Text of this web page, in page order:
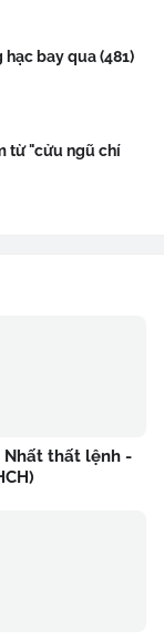
hạc bay qua (481)
từ "cửu ngũ chí
Nhất thất lệnh -